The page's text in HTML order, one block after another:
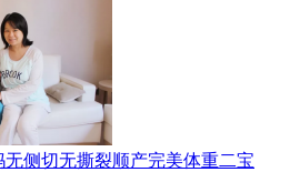
无侧切无撕裂顺产完美体重二宝